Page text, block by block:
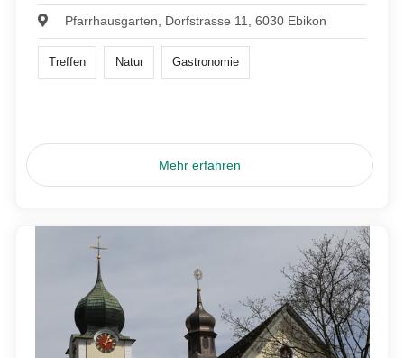
Pfarrhausgarten, Dorfstrasse 11, 6030 Ebikon
Treffen Natur Gastronomie
Mehr erfahren